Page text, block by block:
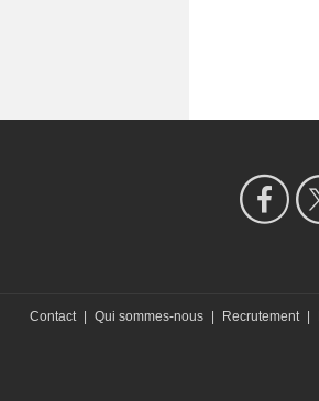
Contact Qui sommes-nous Recrutement